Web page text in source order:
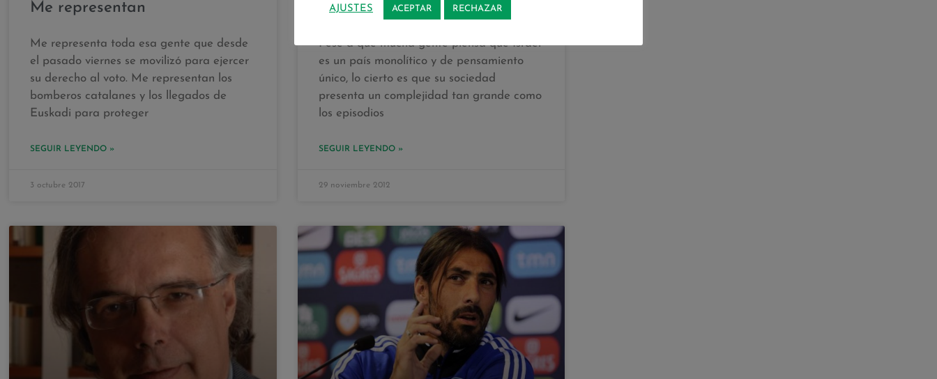
Me representan
Me representa toda esa gente que desde
el pasado viernes se movilizó para ejercer
su derecho al voto. Me representan los
bomberos catalanes y los llegados de
Euskadi para proteger
SEGUIR LEYENDO »
3 octubre 2017
Israel: fútbol y política
Pese a que mucha gente piensa que Israel
es un país monolítico y de pensamiento
único, lo cierto es que su sociedad
presenta un complejidad tan grande como
los episodios
SEGUIR LEYENDO »
29 noviembre 2012
AJUSTES ACEPTAR RECHAZAR